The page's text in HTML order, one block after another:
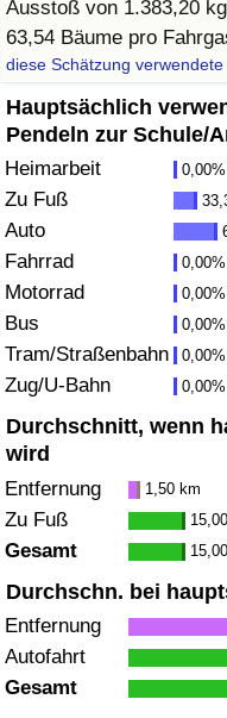
Ausstoß von 1.383,20
63,54 Bäume pro
diese Schätzung
Hauptsächlich
Pendeln zur Schule/
Heimarbeit 0,00%
Zu Fuß
Auto
Fahrrad 0,00%
Motorrad 0,00%
Bus 0,00%
Tram/Straßenbahn 0,00%
Zug/U-Bahn 0,00%
Durchschnitt, wenn
wird
Entfernung 1,50 km
Zu Fuß
Gesamt
Durchschn. bei
Entfernung
Autofahrt
Gesamt
Kriminalitäts-Index
Kriminalitäts-Index
Kriminalitätsindex nach
Verschmutzungsindex